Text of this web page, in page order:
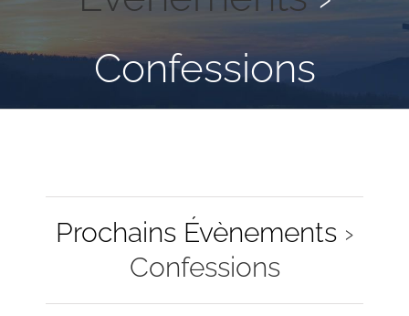
Confessions
Prochains Évènements›
Confessions